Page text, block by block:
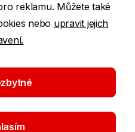
stránek
reklamu. Můžete také
nebo upravit jejich